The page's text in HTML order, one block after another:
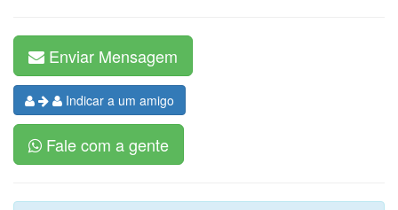
Enviar Mensagem
Indicar a um amigo
Fale com a gente